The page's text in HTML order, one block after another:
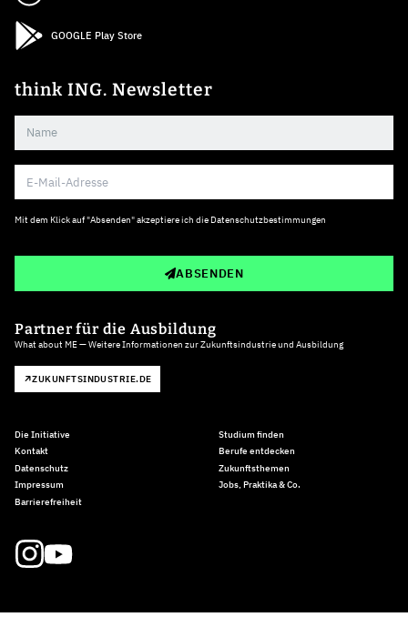
GOOGLE Play Store
think ING. Newsletter
Mit dem Klick auf "Absenden" akzeptiere ich die Datenschutzbestimmungen
ABSENDEN
Partner für die Ausbildung
What about ME — Weitere Informationen zur Zukunftsindustrie und Ausbildung
ZUKUNFTSINDUSTRIE.DE
Die Initiative
Kontakt
Datenschutz
Impressum
Barrierefreiheit
Studium finden
Berufe entdecken
Zukunftsthemen
Jobs, Praktika & Co.